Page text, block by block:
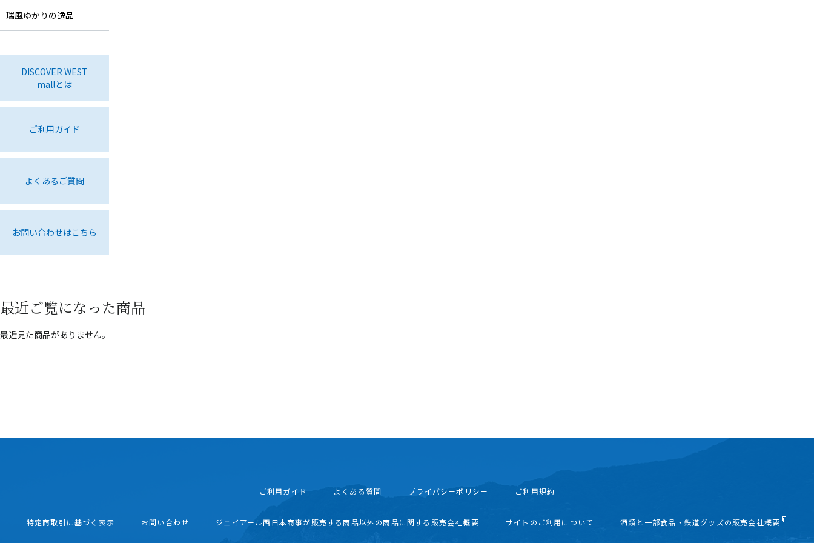
瑞風ゆかりの逸品
DISCOVER WEST
mallとは
ご利用ガイド
よくあるご質問
お問い合わせはこちら
最近ご覧になった商品
最近見た商品がありません。
ご利用ガイド よくある質問 プライバシーポリシー ご利用規約
特定商取引に基づく表示 お問い合わせ ジェイアール西日本商事が販売する商品以外の商品に関する販売会社概要 サイトのご利用について 酒類と一部食品・鉄道グッズの販売会社概要